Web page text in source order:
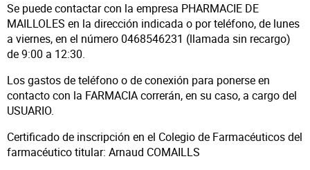
Se puede contactar con la empresa PHARMACIE DE
MAILLOLES en la dirección indicada o por teléfono, de lunes
a viernes, en el número 0468546231 (llamada sin recargo)
de 9:00 a 12:30.
Los gastos de teléfono o de conexión para ponerse en
contacto con la FARMACIA correrán, en su caso, a cargo del
USUARIO.
Certificado de inscripción en el Colegio de Farmacéuticos del
farmacéutico titular: Arnaud COMAILLS